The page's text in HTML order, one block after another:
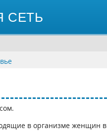
СЕТЬ
в организме женщин в